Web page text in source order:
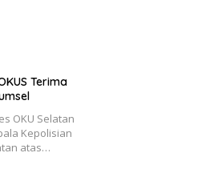
Terima
OKU Selatan
Kepolisian
atas…